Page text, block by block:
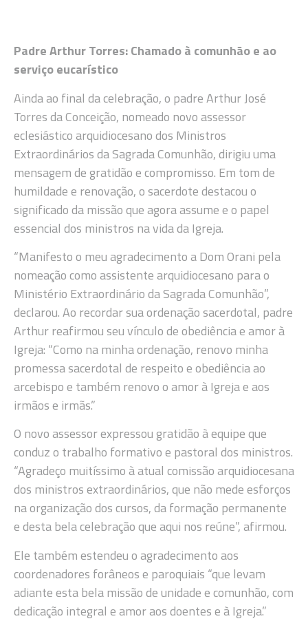
Padre Arthur Torres: Chamado à comunhão e ao
serviço eucarístico
Ainda ao final da celebração, o padre Arthur José
Torres da Conceição, nomeado novo assessor
eclesiástico arquidiocesano dos Ministros
Extraordinários da Sagrada Comunhão, dirigiu uma
mensagem de gratidão e compromisso. Em tom de
humildade e renovação, o sacerdote destacou o
significado da missão que agora assume e o papel
essencial dos ministros na vida da Igreja.
“Manifesto o meu agradecimento a Dom Orani pela
nomeação como assistente arquidiocesano para o
Ministério Extraordinário da Sagrada Comunhão”,
declarou. Ao recordar sua ordenação sacerdotal, padre
Arthur reafirmou seu vínculo de obediência e amor à
Igreja: “Como na minha ordenação, renovo minha
promessa sacerdotal de respeito e obediência ao
arcebispo e também renovo o amor à Igreja e aos
irmãos e irmãs.”
O novo assessor expressou gratidão à equipe que
conduz o trabalho formativo e pastoral dos ministros.
“Agradeço muitíssimo à atual comissão arquidiocesana
dos ministros extraordinários, que não mede esforços
na organização dos cursos, da formação permanente
e desta bela celebração que aqui nos reúne”, afirmou.
Ele também estendeu o agradecimento aos
coordenadores forâneos e paroquiais “que levam
adiante esta bela missão de unidade e comunhão, com
dedicação integral e amor aos doentes e à Igreja.”